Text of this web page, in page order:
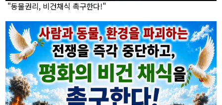
"동물권리, 비건채식 촉구한다!"